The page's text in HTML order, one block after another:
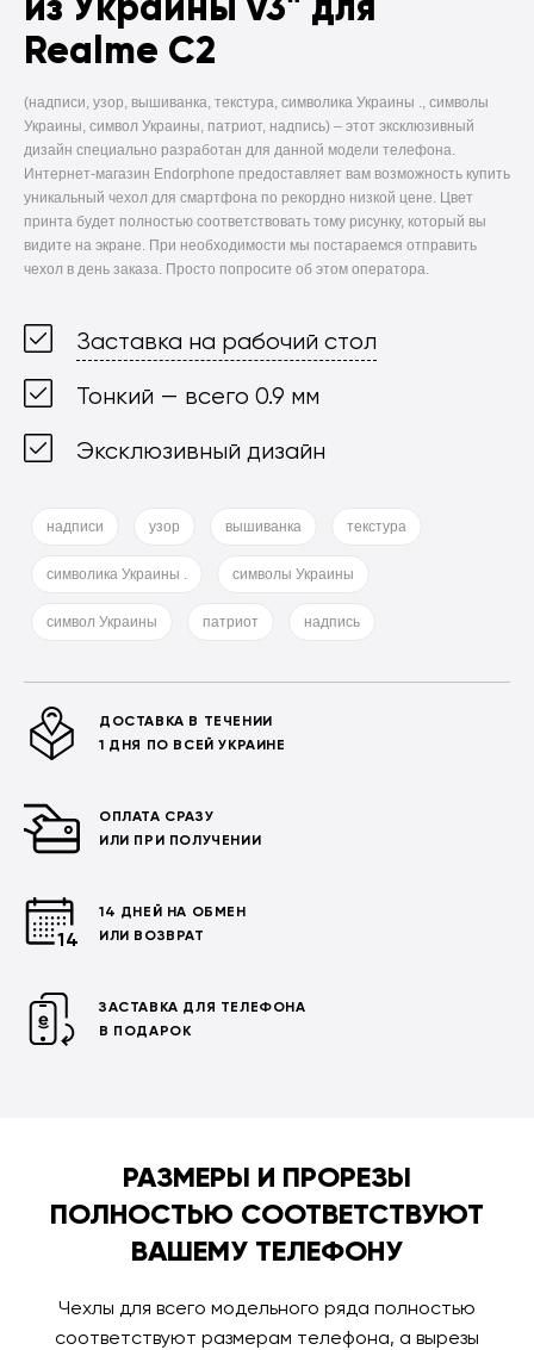
Realme C2
(надписи, узор, вышиванка, текстура, символика Украины ., символы
Украины, символ Украины, патриот, надпись) – этот эксклюзивный
дизайн специально разработан для данной модели телефона.
Интернет-магазин Endorphone предоставляет вам возможность купить
уникальный чехол для смартфона по рекордно низкой цене. Цвет
принта будет полностью соответствовать тому рисунку, который вы
видите на экране. При необходимости мы постараемся отправить
чехол в день заказа. Просто попросите об этом оператора.
Заставка на рабочий стол
Тонкий — всего 0.9 мм
Эксклюзивный дизайн
надписи узор вышиванка текстура
символика Украины . символы Украины
символ Украины патриот надпись
ДОСТАВКА В ТЕЧЕНИИ
1 ДНЯ ПО ВСЕЙ УКРАИНЕ
ОПЛАТА СРАЗУ
ИЛИ ПРИ ПОЛУЧЕНИИ
14 ДНЕЙ НА ОБМЕН
ИЛИ ВОЗВРАТ
ЗАСТАВКА ДЛЯ ТЕЛЕФОНА
В ПОДАРОК
РАЗМЕРЫ И ПРОРЕЗЫ
ПОЛНОСТЬЮ СООТВЕТСТВУЮТ
ВАШЕМУ ТЕЛЕФОНУ
Чехлы для всего модельного ряда полностью
соответствуют размерам телефона, а вырезы